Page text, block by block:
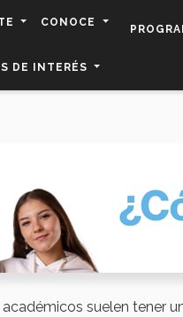
CONOCE
DE INTERÉS
suelen tener